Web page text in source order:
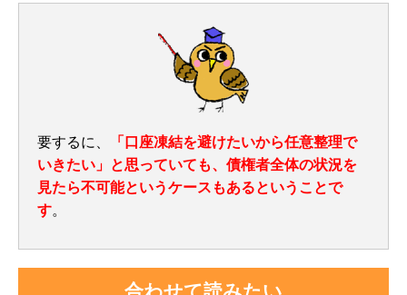
要するに、
「口座凍結を避けたいから任意整理で
いきたい」と思っていても、債権者全体の状況を
見たら不可能というケースもあるということで
す。
合わせて読みたい